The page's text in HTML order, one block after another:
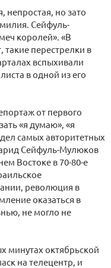
непростая, но зато
Сейфуль-
королей». «В
такие перестрелки в
вспыхивали
в одной из его
от первого
«я думаю», «я
самых авторитетных
Сейфуль-Мулюков
Востоке в 70-80-е
революция в
оказаться в
не могло не
минутах октябрьской
на телецентр, и